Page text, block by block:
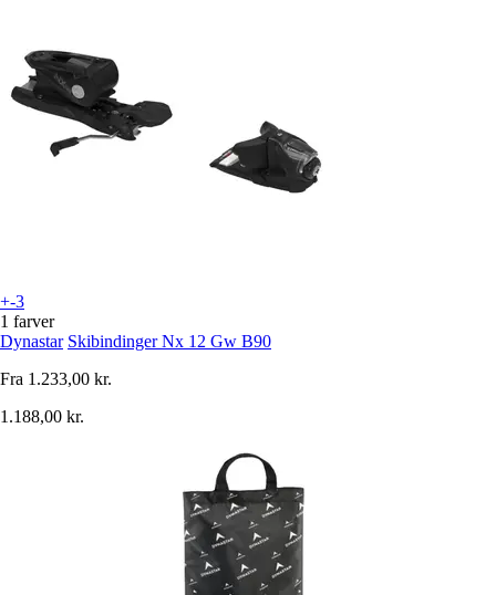
+-3
1 farver
Dynastar Skibindinger Nx 12 Gw B90
Fra 1.233,00 kr.
1.188,00 kr.